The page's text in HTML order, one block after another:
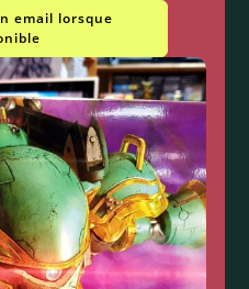
email lorsque